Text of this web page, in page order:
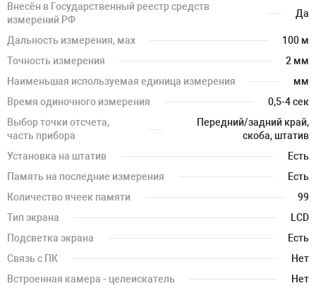
Внесён в Государственный реестр средств
измерений РФ
Да
Дальность измерения, мах
100 м
Точность измерения
2 мм
Наименьшая используемая единица измерения
мм
Время одиночного измерения
0,5-4 сек
Выбор точки отсчета,
часть прибора
Передний/задний край,
скоба, штатив
Установка на штатив
Есть
Память на последние измерения
Есть
Количество ячеек памяти
99
Тип экрана
LCD
Подсветка экрана
Есть
Связь с ПК
Нет
Встроенная камера - целеискатель
Нет